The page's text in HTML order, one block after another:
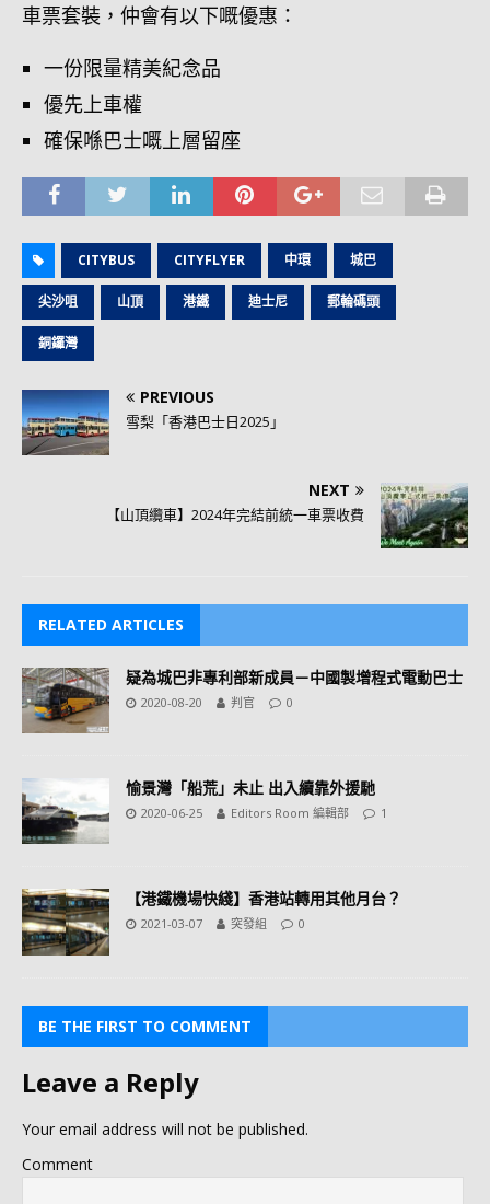
車票套裝，仲會有以下嘅優惠：
一份限量精美紀念品
優先上車權
確保喺巴士嘅上層留座
CITYBUS CITYFLYER 中環 城巴
尖沙咀 山頂 港鐵 迪士尼 郵輪碼頭
銅鑼灣
PREVIOUS
雪梨「香港巴士日2025」
NEXT
【山頂纜車】2024年完結前統一車票收費
RELATED ARTICLES
疑為城巴非專利部新成員－中國製增程式電動巴士
2020-08-20 判官 0
愉景灣「船荒」未止 出入續靠外援馳
2020-06-25 Editors Room 編輯部 1
【港鐵機場快綫】香港站轉用其他月台？
2021-03-07 突發組 0
BE THE FIRST TO COMMENT
Leave a Reply
Your email address will not be published.
Comment